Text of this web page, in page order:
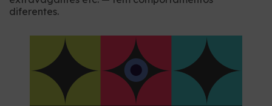
diferentes.